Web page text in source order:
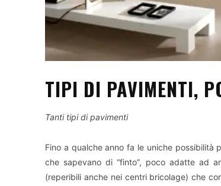
TIPI DI PAVIMENTI,
Tanti tipi di pavimenti
Fino a qualche anno fa le uniche possibilità
che sapevano di “finto”, poco adatte ad
(reperibili anche nei centri bricolage) che